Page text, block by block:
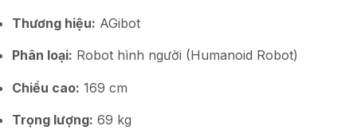
Thương hiệu: AGibot
Phân loại: Robot hình người (Humanoid Robot)
Chiều cao: 169 cm
Trọng lượng: 69 kg